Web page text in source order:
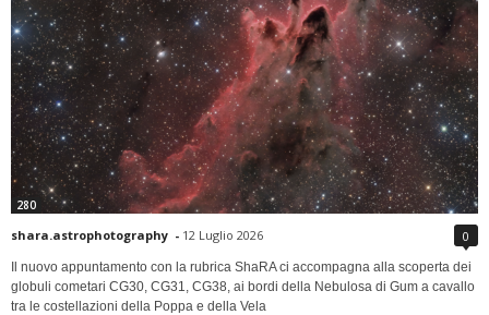
280
shara.astrophotography - 12 Luglio 2026 0
Il nuovo appuntamento con la rubrica ShaRA ci accompagna alla scoperta dei
globuli cometari CG30, CG31, CG38, ai bordi della Nebulosa di Gum a cavallo
tra le costellazioni della Poppa e della Vela